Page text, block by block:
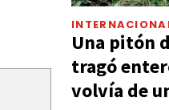
Una pitón
tragó
volvía de